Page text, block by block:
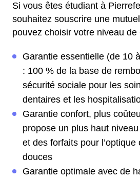
Si vous êtes étudiant à
souhaitez souscrire une
pouvez choisir votre niveau de
Garantie essentielle (de 10
: 100 % de la base de
sécurité sociale pour les
dentaires et les
Garantie confort, plus
propose un plus haut
et des forfaits pour
douces
Garantie optimale avec de